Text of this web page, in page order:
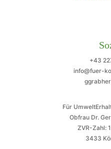
+43
info@fuer-
Für
Obfrau Dr.
ZVR-Zahl:
3433